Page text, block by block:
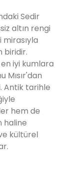
Sedir
altın rengi
biridir.
iyi kumlara
Mısır'dan
Antik tarihle
hem de
haline
kültürel